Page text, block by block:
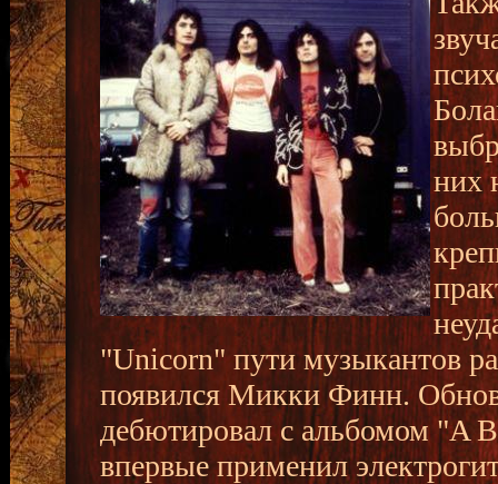
них
"Unicorn" пути музыкантов
появился Микки Финн.
дебютировал с альбомом "A
впервые применил